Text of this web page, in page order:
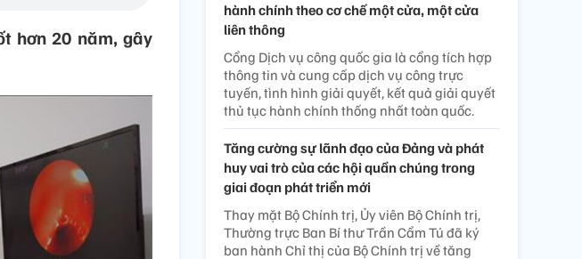
hơn 20 năm, gây
hành chính theo cơ chế một cửa, một cửa
liên thông
Cổng Dịch vụ công quốc gia là cổng tích hợp
thông tin và cung cấp dịch vụ công trực
tuyến, tình hình giải quyết, kết quả giải quyết
thủ tục hành chính thống nhất toàn quốc.
Tăng cường sự lãnh đạo của Đảng và phát
huy vai trò của các hội quần chúng trong
giai đoạn phát triển mới
Thay mặt Bộ Chính trị, Ủy viên Bộ Chính trị,
Thường trực Ban Bí thư Trần Cẩm Tú đã ký
ban hành Chỉ thị của Bộ Chính trị về tăng